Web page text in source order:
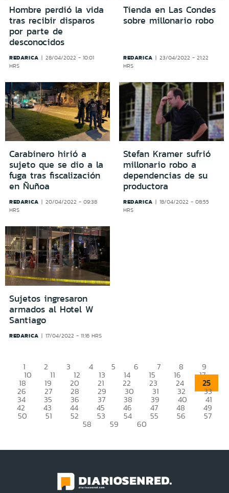
Hombre perdió la vida
tras recibir disparos
por parte de
desconocidos
REDARICA
28/04/2022 - 10:01
HRS
Tienda en Las Condes
sobre millonario robo
REDARICA
23/04/2022 - 21:22
HRS
Carabinero hirió a
sujeto que se dio a la
fuga tras fiscalización
en Ñuñoa
REDARICA
20/04/2022 - 09:38
HRS
Stefan Kramer sufrió
millonario robo a
dependencias de su
productora
REDARICA
18/04/2022 - 08:55
HRS
Sujetos ingresaron
armados al Hotel W
Santiago
REDARICA 17/04/2022 - 11:16 HRS
1 2 3 4 5 6 7 8 9
10 11 12 13 14 15 16 17
18 19 20 21 22 23 24 25
26 27 28 29 30 31 32 33
34 35 36 37 38 39 40 41
42 43 44 45 46 47 48 49
50 51 52 53 54 55 56 57
58 59 60